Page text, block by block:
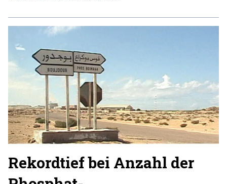
Rekordtief bei Anzahl der